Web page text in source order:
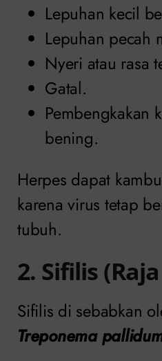
Lepuhan kecil
Lepuhan pecah
Nyeri atau rasa
Gatal.
Pembengkakan
bening.
Herpes dapat
karena virus tetap
tubuh.
2. Sifilis
Sifilis di sebabkan
Treponema